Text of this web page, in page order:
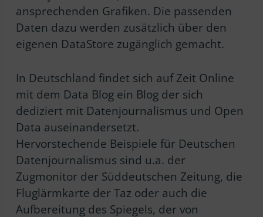
ansprechenden Grafiken. Die passenden
Daten dazu werden zusätzlich über den
eigenen DataStore zugänglich gemacht.
In Deutschland findet sich auf Zeit Online
mit dem Data Blog ein Blog der sich
dediziert mit Datenjournalismus und Open
Data auseinandersetzt.
Hervorstechende Beispiele für Deutschen
Datenjournalismus sind u.a. der
Zugmonitor der Süddeutschen Zeitung, die
Fluglärmkarte der Taz oder auch die
Aufbereitung des Spiegels, der von